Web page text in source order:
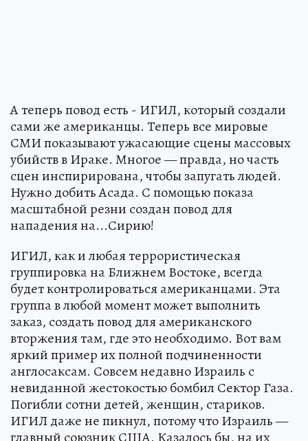
А теперь повод есть - ИГИЛ, который создали
сами же американцы. Теперь все мировые
СМИ показывают ужасающие сцены массовых
убийств в Ираке. Многое — правда, но часть
сцен инспирирована, чтобы запугать людей.
Нужно добить Асада. С помощью показа
масштабной резни создан повод для
нападения на...Сирию!
ИГИЛ, как и любая террористическая
группировка на Ближнем Востоке, всегда
будет контролироваться американцами. Эта
группа в любой момент может выполнить
заказ, создать повод для американского
вторжения там, где это необходимо. Вот вам
яркий пример их полной подчиненности
англосаксам. Совсем недавно Израиль с
невиданной жестокостью бомбил Сектор Газа.
Погибли сотни детей, женщин, стариков.
ИГИЛ даже не пикнул, потому что Израиль —
главный союзник США. Казалось бы, на их